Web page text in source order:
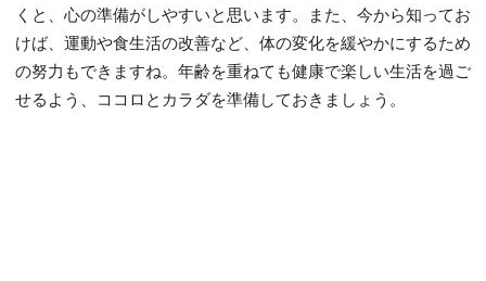
くと、心の準備がしやすいと思います。また、今から知ってお
けば、運動や食生活の改善など、体の変化を緩やかにするため
の努力もできますね。年齢を重ねても健康で楽しい生活を過ご
せるよう、ココロとカラダを準備しておきましょう。